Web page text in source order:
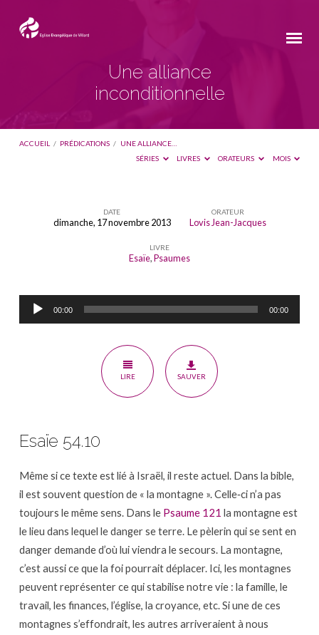
Une alliance
inconditionnelle
ACCUEIL / PRÉDICATIONS / UNE ALLIANCE…
SÉRIES
LIVRES ORATEURS MOIS
DATE
dimanche, 17 novembre 2013
ORATEUR
Lovis Jean-Jacques
LIVRE
Esaïe,Psaumes
Lecteur
audio
00:00 00:00
LIRE SAUVER
Esaïe 54.10
Même si ce texte est lié à Israël, il reste actuel. Dans la bible,
il est souvent question de « la montagne ». Celle‐ci n’a pas
toujours le même sens. Dans le Psaume 121 la montagne est
le lieu dans lequel le danger se terre. Le pèlerin qui se sent en
danger demande d’où lui viendra le secours. La montagne,
c’est aussi ce que la foi pourrait déplacer. Ici, les montagnes
peuvent représenter ce qui stabilise notre vie : la famille, le
travail, les finances, l’église, la croyance, etc. Si une de ces
montagnes s’effondrait, les autres arriveraient à nous